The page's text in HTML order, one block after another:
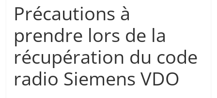
Précautions à
prendre lors de la
récupération du code
radio Siemens VDO